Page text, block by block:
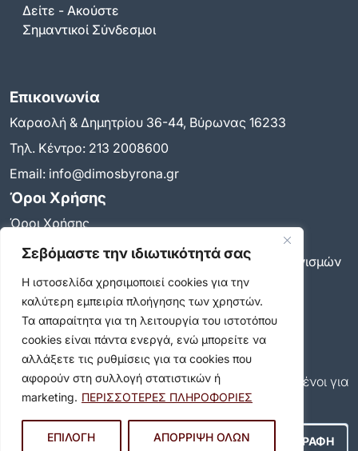
Σεβόμαστε την ιδιωτικότητά σας
Η ιστοσελίδα χρησιμοποιεί cookies για την
καλύτερη εμπειρία πλοήγησης των χρηστών.
Τα απαραίτητα για τη λειτουργία του ιστοτόπου
cookies είναι πάντα ενεργά, ενώ μπορείτε να
αλλάξετε τις ρυθμίσεις για τα cookies που
αφορούν στη συλλογή στατιστικών ή
marketing. ΠΕΡΙΣΣΟΤΕΡΕΣ ΠΛΗΡΟΦΟΡΙΕΣ
ΕΠΙΛΟΓΗ ΑΠΟΡΡΙΨΗ ΟΛΩΝ
Δείτε - Ακούστε
Σημαντικοί Σύνδεσμοι
Επικοινωνία
Καραολή & Δημητρίου 36-44, Βύρωνας 16233
Τηλ. Κέντρο: 213 2008600
Email: info@dimosbyrona.gr
Όροι Χρήσης
Όροι Χρήσης
Πολιτική Προστασίας Προσωπικών Δεδομένων
Πολιτική για τη χρήση των cookies και των μηχανισμών
παρακολούθησης
Δήλωση προσβασιμότητας
Ρυθμίσεις Ιδιωτικότητας
Newsletter
Εγγραφείτε και εσείς συνδρομητές στο δωρεάν
newsletter του Δήμου και μείνετε πάντα ενημερωμένοι για
όλα όσα συμβαίνουν στον δήμο μας!